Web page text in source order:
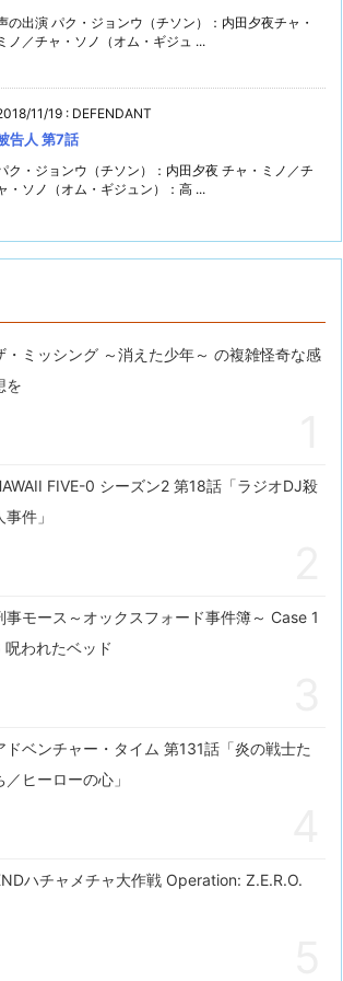
の出演 パク・ジョンウ（チソン）：内田夕夜チャ・
ミノ／チャ・ソノ（オム・ギジュ ...
11/19 : DEFENDANT
告人 第7話
ク・ジョンウ（チソン）：内田夕夜 チャ・ミノ／チ
・ソノ（オム・ギジュン）：高 ...
・ミッシング ～消えた少年～ の複雑怪奇な感
を
FIVE-0 シーズン2 第18話「ラジオDJ殺
事件」
事モース～オックスフォード事件簿～ Case 1
呪われたベッド
ドベンチャー・タイム 第131話「炎の戦士た
／ヒーローの心」
ハチャメチャ大作戦 Operation: Z.E.R.O.